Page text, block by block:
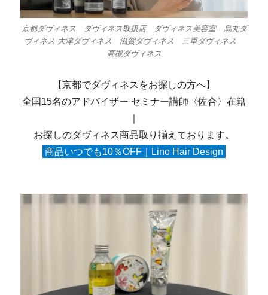
京都ダヴィネス ダヴィネス取扱店 ダヴィネス美容室 烏丸ダ
ヴィネス 大津ダヴィネス 滋賀ダヴィネス 三重ダヴィネス
高槻ダヴィネス
【京都でダヴィネスをお探しの方へ】
全国15名のアドバイザー セミナー講師〈佐合〉在籍
お探しのダヴィネス商品取り揃えております。
商品いつでも10％OFF｜Lino Hair Design